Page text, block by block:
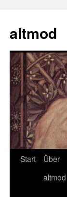
springen
altmod
Start
Über
altmod